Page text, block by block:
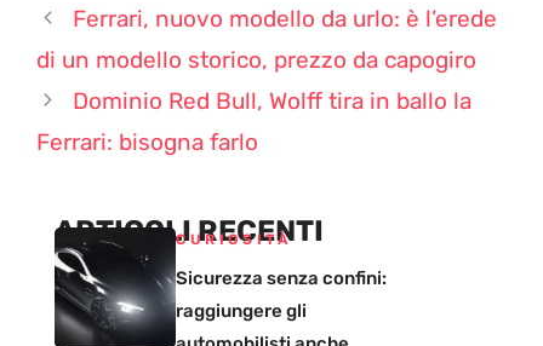
Ferrari, nuovo modello da urlo: è l’erede
di un modello storico, prezzo da capogiro
Dominio Red Bull, Wolff tira in ballo la
Ferrari: bisogna farlo
ARTICOLI RECENTI
CURIOSITÀ
Sicurezza senza confini:
raggiungere gli